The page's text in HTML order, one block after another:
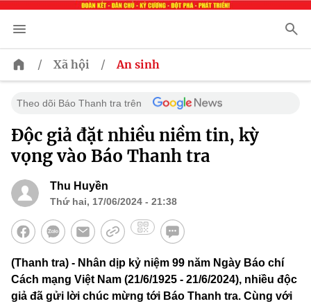
/ Xã hội / An sinh
Theo dõi Báo Thanh tra trên
Độc giả đặt nhiều niềm tin, kỳ
vọng vào Báo Thanh tra
Thu Huyền
Thứ hai, 17/06/2024 - 21:38
(Thanh tra) - Nhân dịp kỷ niệm 99 năm Ngày Báo chí
Cách mạng Việt Nam (21/6/1925 - 21/6/2024), nhiều độc
giả đã gửi lời chúc mừng tới Báo Thanh tra. Cùng với